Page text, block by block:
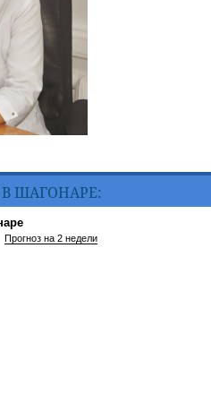
ШАГОНАРЕ:
Прогноз на 2 недели